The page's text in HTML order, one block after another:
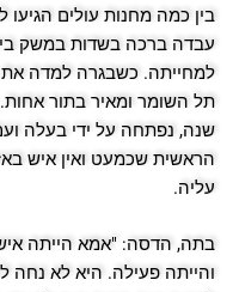
בין כמה מחנות עולים
עבדה ברכה בשדות במשק
למחייתה. כשבגרה למדה את
שנה, נפתחה על ידי בעלה
הראשית שכמעט ואין איש
עליה.
בתה, הדסה: "אמא הייתה
והייתה פעילה. היא לא נחה